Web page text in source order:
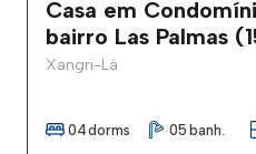
Casa em
bairro Las Palmas
Xangri-Lá
04dorms 05 banh.